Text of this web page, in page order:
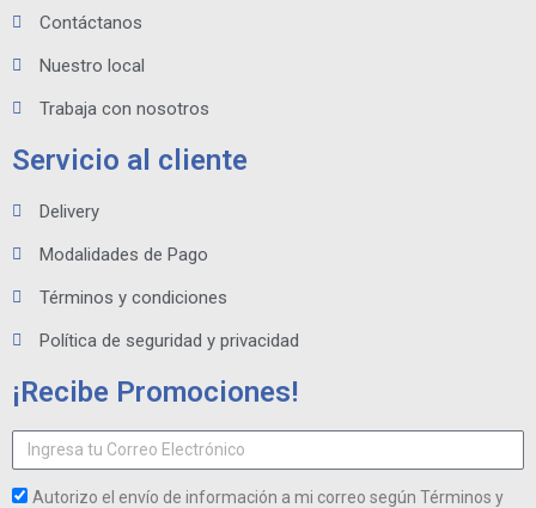
Contáctanos
Nuestro local
Trabaja con nosotros
Servicio al cliente
Delivery
Modalidades de Pago
Términos y condiciones
Política de seguridad y privacidad
¡Recibe Promociones!
Autorizo el envío de información a mi correo según Términos y